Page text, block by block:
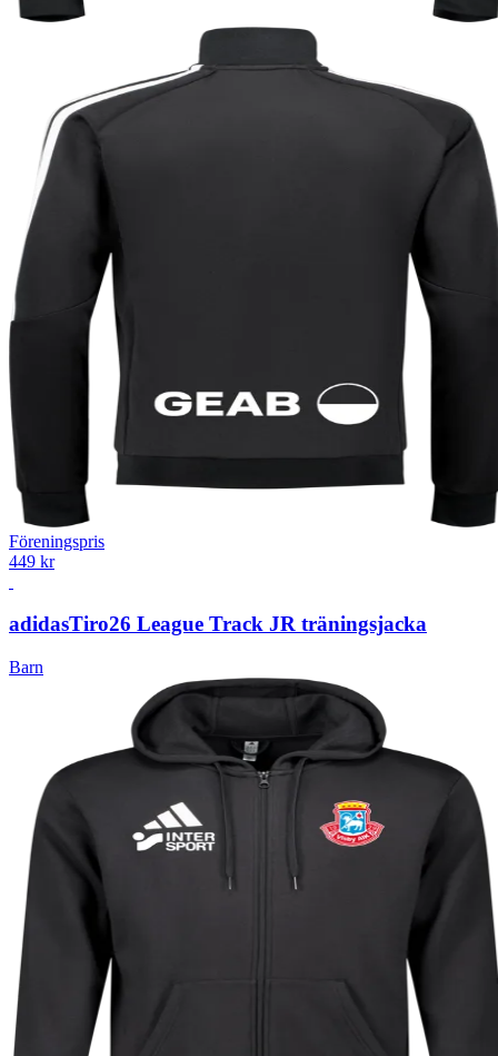
Föreningspris
449 kr
adidasTiro26 League Track JR träningsjacka
Barn